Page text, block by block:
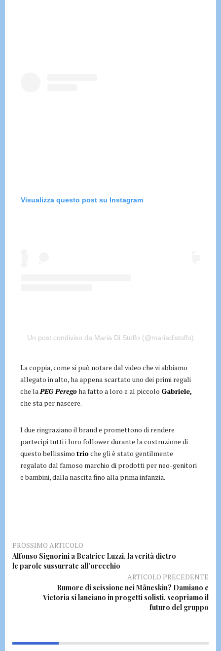
Visualizza questo post su Instagram
Un post condiviso da Maria Di Stolfo (@mariadistolfo)
La coppia, come si può notare dal video che vi abbiamo
allegato in alto, ha appena scartato uno dei primi regali
che laPEG Peregoha fatto a loro e al piccolo Gabriele,
che sta per nascere.
I due ringraziano il brand e promettono di rendere
partecipi tutti i loro follower durante la costruzione di
questo bellissimo trioche gli è stato gentilmente
regalato dal famoso marchio di prodotti per neo-genitori
e bambini, dalla nascita fino alla prima infanzia.
PROSSIMO ARTICOLO
Alfonso Signorini a Beatrice Luzzi, la verità dietro
le parole sussurrate all’orecchio
ARTICOLO PRECEDENTE
Rumore di scissione nei Måneskin? Damiano e
Victoria si lanciano in progetti solisti, scopriamo il
futuro del gruppo